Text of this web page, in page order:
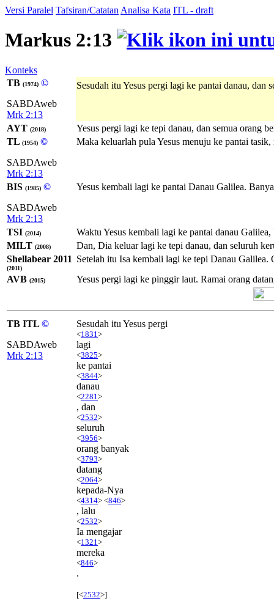
Versi Paralel Tafsiran/Catatan Analisa Kata ITL - draft
Markus 2:13
Konteks
TB (1974) ©
SABDAweb
Mrk 2:13
Sesudah itu Yesus pergi lagi ke pantai danau, dan
AYT (2018)
Yesus pergi lagi ke tepi danau, dan semua orang
TL (1954) ©
SABDAweb
Mrk 2:13
Maka keluarlah pula Yesus menuju ke pantai
BIS (1985) ©
SABDAweb
Mrk 2:13
Yesus kembali lagi ke pantai Danau Galilea.
TSI (2014)
Waktu Yesus kembali lagi ke pantai danau
MILT (2008)
Dan, Dia keluar lagi ke tepi danau, dan seluruh
Shellabear 2011
(2011)
Setelah itu Isa kembali lagi ke tepi Danau
AVB (2015) Yesus pergi lagi ke pinggir laut. Ramai orang
TB ITL ©
SABDAweb
Mrk 2:13
Sesudah itu Yesus pergi
<1831 >
lagi
<3825>
ke pantai
<3844>
danau
<2281 >
, dan
<2532>
seluruh
<3956>
orang banyak
<3793>
datang
<2064>
kepada-Nya
<4314> <846>
, lalu
<2532>
Ia mengajar
<1321 >
mereka
<846>
.
[<2532>]